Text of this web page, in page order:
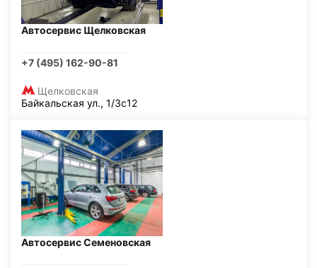
Автосервис Щелковская
+7 (495) 162-90-81
Щелковская
Байкальская ул., 1/3с12
Автосервис Семеновская